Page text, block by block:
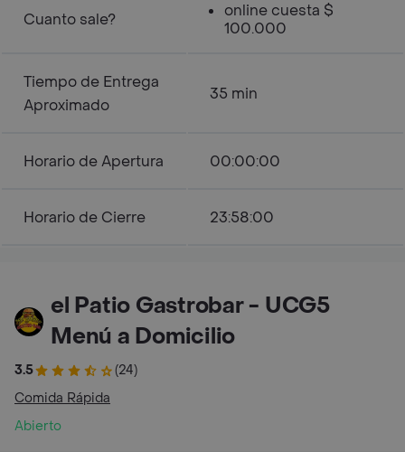
Cuanto sale?
online cuesta $
100.000
Tiempo de Entrega
Aproximado
35 min
Horario de Apertura 00:00:00
Horario de Cierre 23:58:00
el Patio Gastrobar - UCG5
Menú a Domicilio
3.5
(24)
Comida Rápida
Abierto